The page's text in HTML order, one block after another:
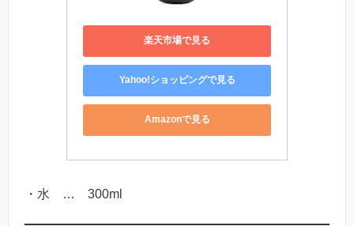
楽天市場で見る
Yahoo!ショッピングで見る
Amazonで見る
・水 … 300ml